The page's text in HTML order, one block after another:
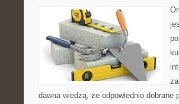
dawna wiedzą, że odpowiednio dobrane